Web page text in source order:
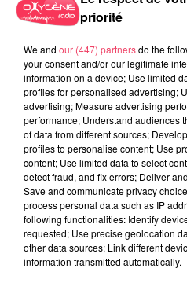
31 juillet 2026
COMBRÉE. AGRESSIONS
HOMME ENTENDU...
priorité
We and our (447) partnersdo the
your consent and/or our legitimate
information on a device; Use limited
profiles for personalised advertising;
advertising; Measure advertising
performance; Understand audiences
of data from different sources;
profiles to personalise content; Use
content; Use limited data to select
detect fraud, and fix errors; Deliver
Save and communicate privacy
process personal data such as IP
following functionalities: Identify
requested; Use precise geolocation
other data sources; Link different
information transmitted automatically.